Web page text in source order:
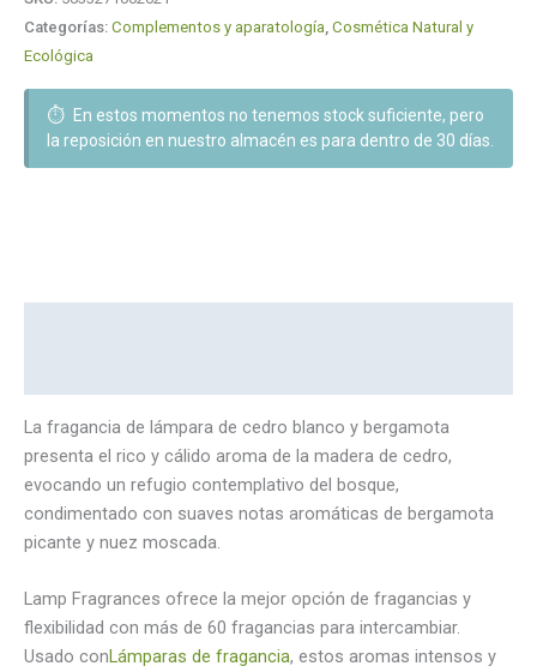
Categorías: Complementos y aparatología, Cosmética Natural y
Ecológica
⏱️
En estos momentos no tenemos stock suficiente, pero
la reposición en nuestro almacén es para dentro de 30 días.
La fragancia de lámpara de cedro blanco y bergamota
presenta el rico y cálido aroma de la madera de cedro,
evocando un refugio contemplativo del bosque,
condimentado con suaves notas aromáticas de bergamota
picante y nuez moscada.
Lamp Fragrances ofrece la mejor opción de fragancias y
flexibilidad con más de 60 fragancias para intercambiar.
Usado conLámparas de fragancia, estos aromas intensos y